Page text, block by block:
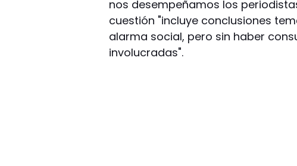
nos desempeñamos los
cuestión "incluye conclusiones
alarma social, pero sin haber
involucradas".